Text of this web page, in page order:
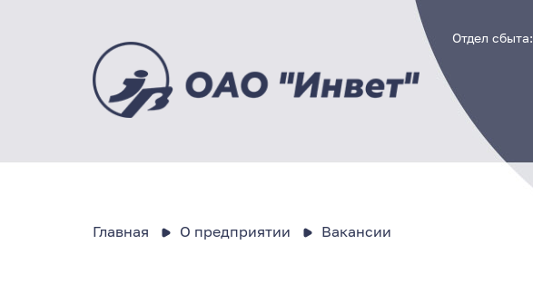
Отдел сбыта:
Главная О предприятии Вакансии